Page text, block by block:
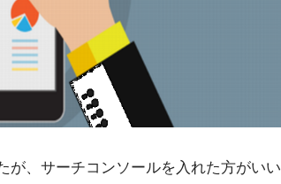
が、サーチコンソールを入れた方がいい